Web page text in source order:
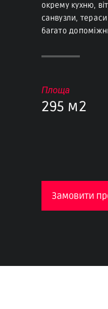
окрему кухню,
санвузли,
багато
Площа
295 м2
Замовити